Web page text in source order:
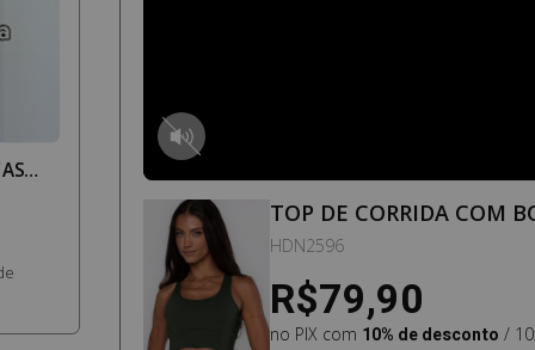
TOP DE CORRIDA COM
VERDE JUNGLE
HDN2596
R$79,90
no PIX com 10% de desconto /